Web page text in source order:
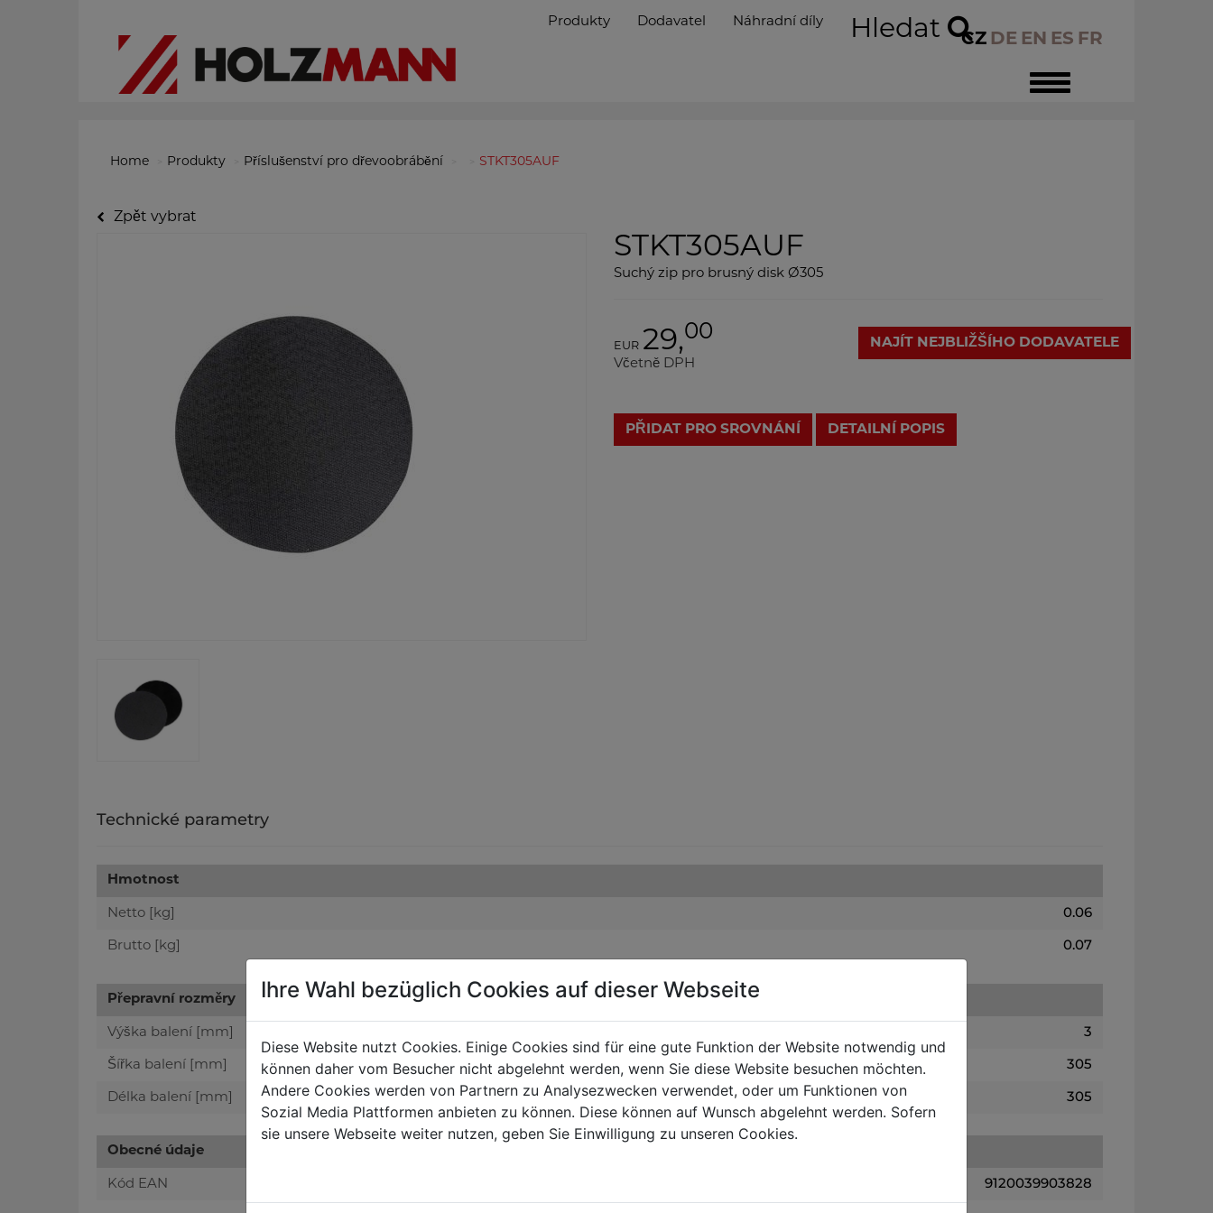
Toggle
navigation
CZ DE EN ES FR
Produkty Dodavatel Náhradní díly Hledat
Home Produkty Příslušenství pro dřevoobrábění STKT305AUF
Zpět vybrat
STKT305AUF
Suchý zip pro brusný disk Ø305
EUR 29,00
Včetně DPH
NAJÍT NEJBLIŽŠÍHO DODAVATELE
PŘIDAT PRO SROVNÁNÍ DETAILNÍ POPIS
Technické parametry
Hmotnost
Netto [kg] 0.06
Brutto [kg] 0.07
Přepravní rozměry
Výška balení [mm] 3
Šířka balení [mm] 305
Délka balení [mm] 305
Obecné údaje
Kód EAN 9120039903828
Ihre Wahl bezüglich Cookies auf dieser Webseite
Diese Website nutzt Cookies. Einige Cookies sind für eine gute Funktion der Website notwendig und
können daher vom Besucher nicht abgelehnt werden, wenn Sie diese Website besuchen möchten.
Andere Cookies werden von Partnern zu Analysezwecken verwendet, oder um Funktionen von
Sozial Media Plattformen anbieten zu können. Diese können auf Wunsch abgelehnt werden. Sofern
sie unsere Webseite weiter nutzen, geben Sie Einwilligung zu unseren Cookies.